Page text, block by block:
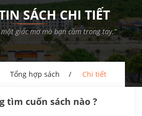
SÁCH CHI TIẾT
giấc mơ mà bạn cầm trong tay.”
Tổng hợp sách Chi tiết
tìm cuốn sách nào ?